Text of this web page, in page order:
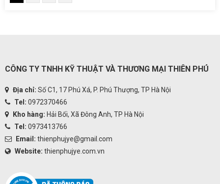
CÔNG TY TNHH KỸ THUẬT VÀ THƯƠNG MẠI THIÊN PHÚ
Địa chỉ: Số C1, 17 Phú Xá, P. Phú Thượng, TP Hà Nội
Tel: 0972370466
Kho hàng: Hải Bối, Xã Đông Anh, TP Hà Nội
Tel: 0973413766
Email: thienphujye@gmail.com
Website: thienphujye.com.vn